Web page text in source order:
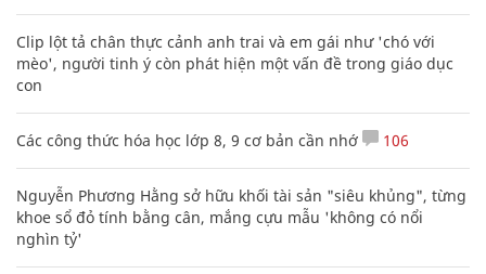
Clip lột tả chân thực cảnh anh trai và em gái như 'chó với
mèo', người tinh ý còn phát hiện một vấn đề trong giáo dục
con
Các công thức hóa học lớp 8, 9 cơ bản cần nhớ 106
Nguyễn Phương Hằng sở hữu khối tài sản "siêu khủng", từng
khoe sổ đỏ tính bằng cân, mắng cựu mẫu 'không có nổi
nghìn tỷ'